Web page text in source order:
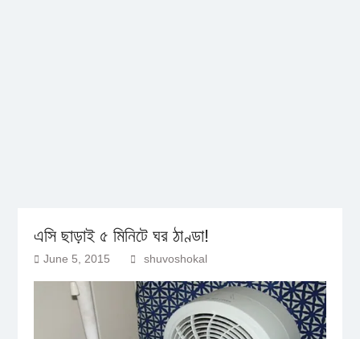
এসি ছাড়াই ৫ মিনিটে ঘর ঠাণ্ডা!
June 5, 2015 shuvoshokal